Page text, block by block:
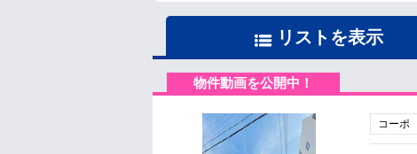
リストを表示
物件動画を公開中！
コーポ